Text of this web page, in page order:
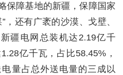
保障基地的新疆，保障国家
，还有广袤的沙漠、戈壁、
疆电网总装机达2.19亿千
亿千瓦，占比58.45%，
量占总外送电量的三成以